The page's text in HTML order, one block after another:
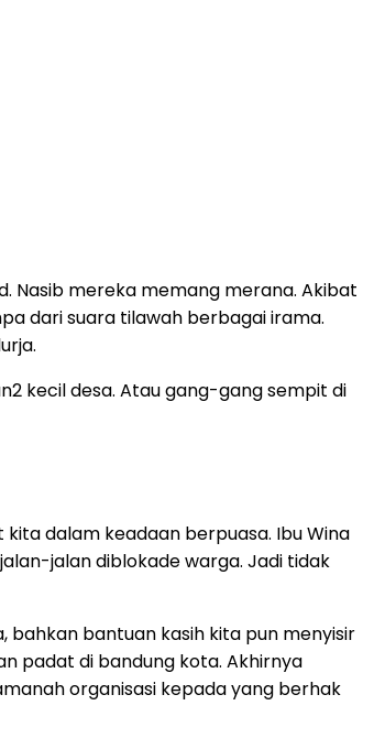
Nasib mereka memang merana. Akibat
dari suara tilawah berbagai irama.
kecil desa. Atau gang-gang sempit di
dalam keadaan berpuasa. Ibu Wina
jalan diblokade warga. Jadi tidak
bahkan bantuan kasih kita pun menyisir
padat di bandung kota. Akhirnya
organisasi kepada yang berhak